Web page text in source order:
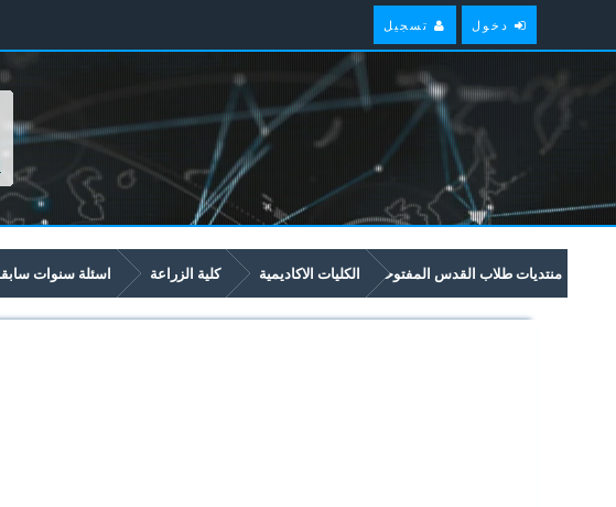
دخول تسجيل
منتديات طلاب القدس المفتوحة الكليات الاكاديمية كلية الزراعة اسئلة سنوات
2435 الاشجار الحرشية